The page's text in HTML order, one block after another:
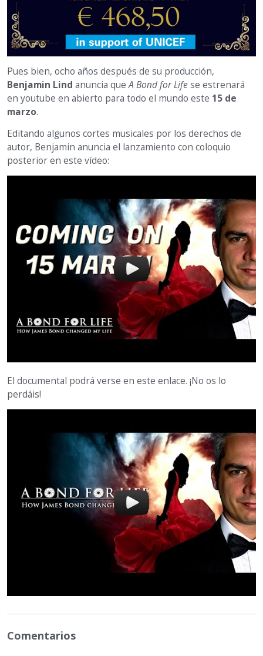
Pues bien, ocho años después de su producción,
Benjamin Lind anuncia queA Bond for Lifese estrenará
en youtube en abierto para todo el mundo este 15 de
marzo.
Editando algunos cortes musicales por los derechos de
autor, Benjamin anuncia el lanzamiento con coloquio
posterior en este vídeo:
El documental podrá verse en este enlace. ¡No os lo
perdáis!
Comentarios